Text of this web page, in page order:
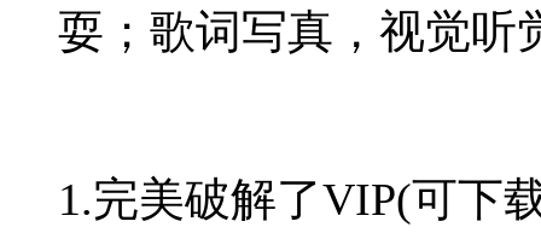
耍；歌词写真，视觉听
1.完美破解了VIP(可下